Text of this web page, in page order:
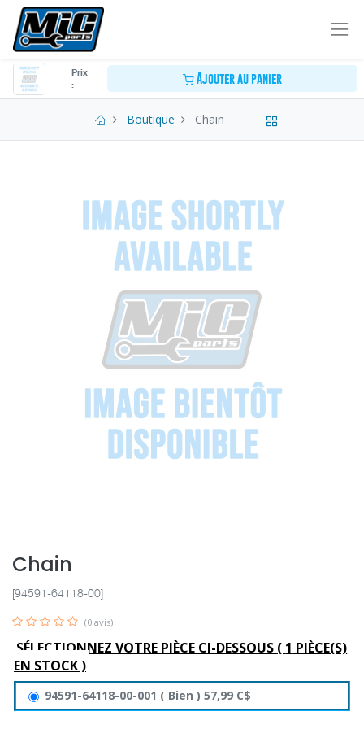
Prix
:
Ajouter au panier
Boutique Chain
Chain
[94591-64118-00]
(0 avis)
SÉLECTIONNEZ VOTRE PIÈCE CI-DESSOUS ( 1 PIÈCE(S)
EN STOCK )
94591-64118-00-001 ( Bien ) 57,99 C$